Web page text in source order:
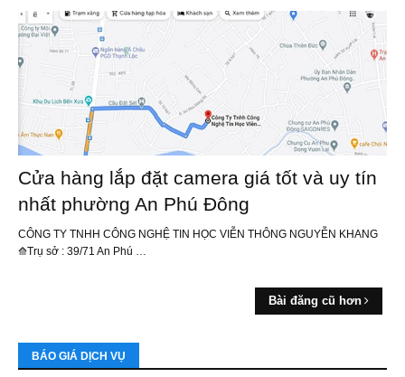
Cửa hàng lắp đặt camera giá tốt và uy tín
nhất phường An Phú Đông
CÔNG TY TNHH CÔNG NGHỆ TIN HỌC VIỄN THÔNG NGUYỄN KHANG
⟰Trụ sở : 39/71 An Phú …
Bài đăng cũ hơn
BÁO GIÁ DỊCH VỤ